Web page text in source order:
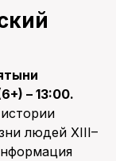
– 13:00.
людей XIII–